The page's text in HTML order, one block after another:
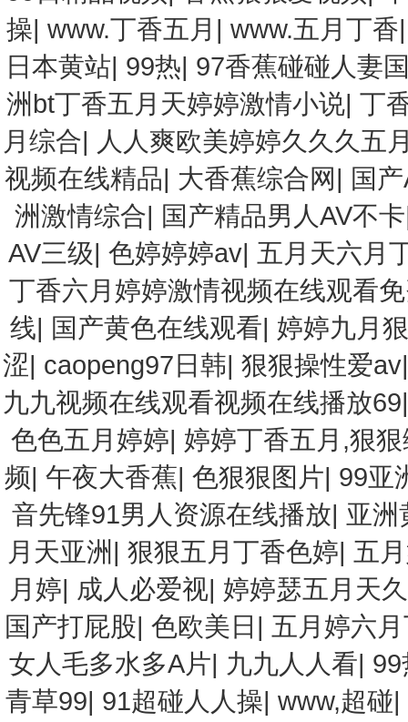
操|www.丁香五月 |www.五月丁香
日本黄站| 99热| 97香蕉碰碰人妻
洲bt丁香五月天婷婷激情小说| 丁
月综合| 人人爽欧美婷婷久久久五
视频在线精品| 大香蕉综合网| 国
洲激情综合| 国产精品男人AV不卡
AV三级| 色婷婷婷av| 五月天六月
丁香六月婷婷激情视频在线观看
线| 国产黄色在线观看| 婷婷九月
涩| caopeng97日韩| 狠狠操性爱av
九九视频在线观看视频在线播放69
色色五月婷婷| 婷婷丁香五月,狠
频|午夜大香蕉|色狠狠图片| 99亚
音先锋91男人资源在线播放| 亚洲
月天亚洲 |狠狠五月丁香色婷| 五
月婷| 成人必爱视| 婷婷瑟五月天
国产打屁股|色欧美日 | 五月婷六
女人毛多水多A片| 九九人人看|
青草99| 91超碰人人操|www,超碰|